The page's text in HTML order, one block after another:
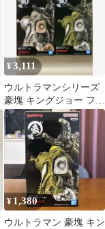
¥3,111
ウルトラマンシリーズ
豪塊 キングジョー フィ
ギュア 全2種セット
¥ 1,380
ウルトラマン 豪塊 キン